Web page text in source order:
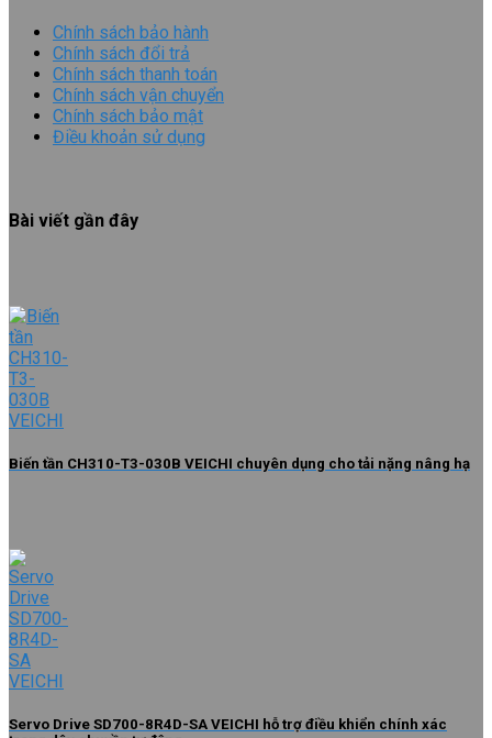
Chính sách bảo hành
Chính sách đổi trả
Chính sách thanh toán
Chính sách vận chuyển
Chính sách bảo mật
Điều khoản sử dụng
Bài viết gần đây
Biến tần CH310-T3-030B VEICHI chuyên dụng cho tải nặng nâng hạ
Servo Drive SD700-8R4D-SA VEICHI hỗ trợ điều khiển chính xác